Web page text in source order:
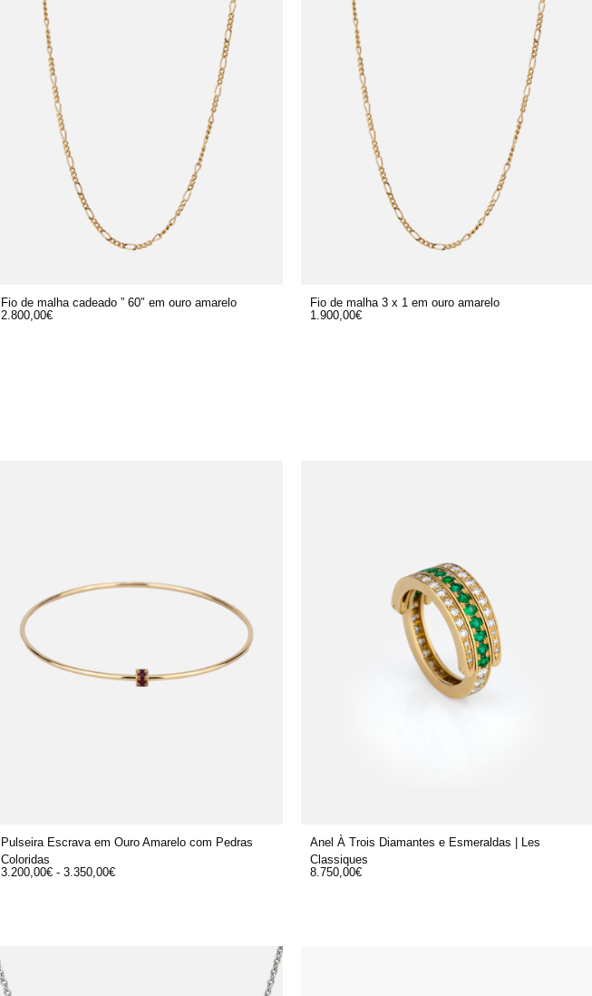
Fio de malha cadeado ” 60″ em ouro amarelo
2.800,00€
Fio de malha 3 x 1 em ouro amarelo
1.900,00€
Pulseira Escrava em Ouro Amarelo com Pedras
Coloridas
3.200,00€ - 3.350,00€
Anel À Trois Diamantes e Esmeraldas | Les
Classiques
8.750,00€